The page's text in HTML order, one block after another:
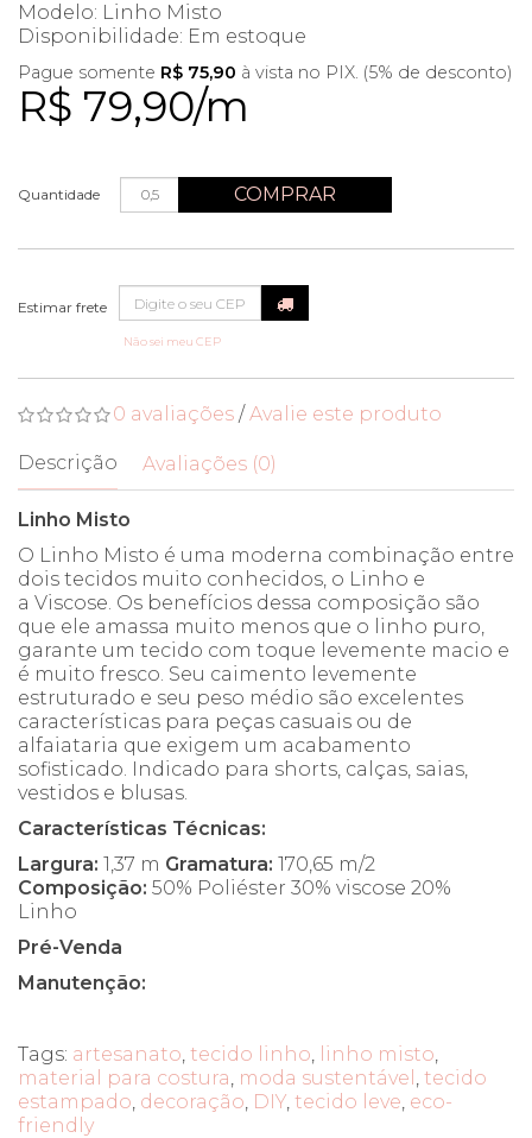
Modelo: Linho Misto
Disponibilidade: Em estoque
R$ 79,90/m
Pague somente R$ 75,90 à vista no PIX. (5% de desconto)
Quantidade COMPRAR
Não sei meu CEP
0 avaliações /Avalie este produto
Descrição Avaliações (0)
Linho Misto
O Linho Misto é uma moderna combinação entre
dois tecidos muito conhecidos, o Linho e
a Viscose. Os benefícios dessa composição são
que ele amassa muito menos que o linho puro,
garante um tecido com toque levemente macio e
é muito fresco. Seu caimento levemente
estruturado e seu peso médio são excelentes
características para peças casuais ou de
alfaiataria que exigem um acabamento
sofisticado. Indicado para shorts, calças, saias,
vestidos e blusas.
Características Técnicas:
Largura: 1,37 m Gramatura: 170,65 m/2
Composição: 50% Poliéster 30% viscose 20%
Linho
Pré-Venda
Manutenção:
Tags: artesanato, tecido linho, linho misto,
material para costura, moda sustentável , tecido
estampado, decoração, DIY, tecido leve, eco-
friendly